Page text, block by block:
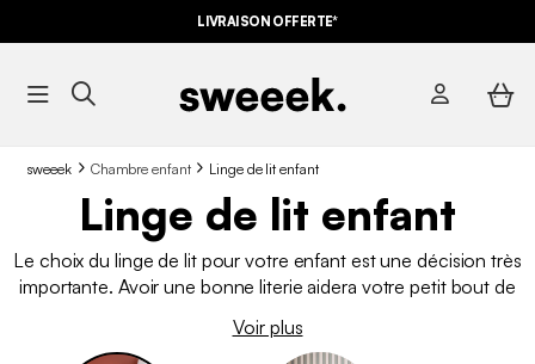
LIVRAISON OFFERTE*
sweeek Chambre enfant Linge de lit enfant
Linge de lit enfant
Le choix du linge de lit pour votre enfant est une décision très
importante. Avoir une bonne literie aidera votre petit bout de
à l’aise tout au long de la nuit. Il est important que votre
Voir plus